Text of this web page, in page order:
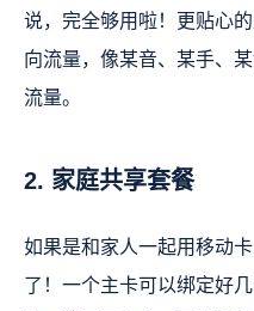
说，完全够用啦！更贴心
向流量，像某音、某手、
流量。
2. 家庭共享套餐
如果是和家人一起用移动
了！一个主卡可以绑定好